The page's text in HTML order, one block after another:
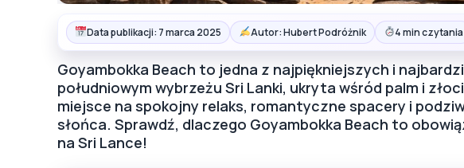
Data publikacji: 7 marca 2025 Autor: Hubert Podróżnik 4 min czytania
Goyambokka Beach to jedna z najpiękniejszych i
południowym wybrzeżu Sri Lanki, ukryta wśród palm i
miejsce na spokojny relaks, romantyczne spacery i
słońca. Sprawdź, dlaczego Goyambokka Beach to
na Sri Lance!